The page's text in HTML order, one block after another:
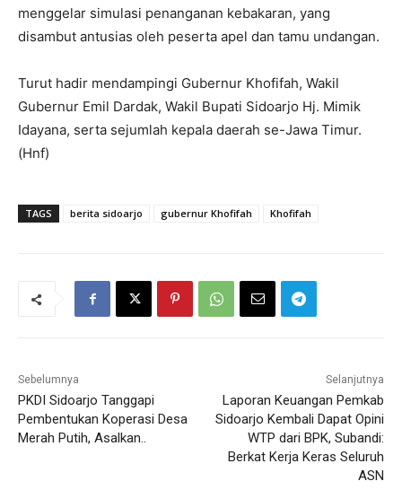
menggelar simulasi penanganan kebakaran, yang
disambut antusias oleh peserta apel dan tamu undangan.
Turut hadir mendampingi Gubernur Khofifah, Wakil
Gubernur Emil Dardak, Wakil Bupati Sidoarjo Hj. Mimik
Idayana, serta sejumlah kepala daerah se-Jawa Timur.
(Hnf)
TAGS berita sidoarjo gubernur Khofifah Khofifah
Sebelumnya
PKDI Sidoarjo Tanggapi
Pembentukan Koperasi Desa
Merah Putih, Asalkan..
Selanjutnya
Laporan Keuangan Pemkab
Sidoarjo Kembali Dapat Opini
WTP dari BPK, Subandi:
Berkat Kerja Keras Seluruh
ASN